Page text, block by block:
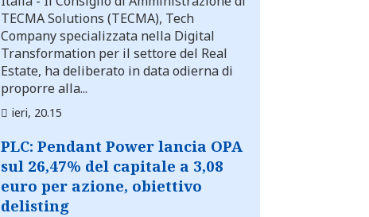
TECMA Solutions (TECMA), Tech
Company specializzata nella Digital
Transformation per il settore del Real
Estate, ha deliberato in data odierna di
proporre alla...
ieri, 20.15
PLC: Pendant Power lancia OPA
sul 26,47% del capitale a 3,08
euro per azione, obiettivo
delisting